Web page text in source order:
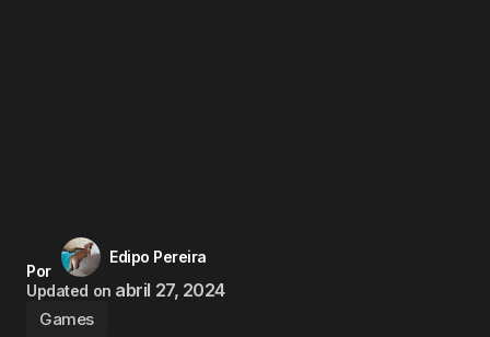
Por
Edipo Pereira
Updated on abril 27, 2024
Games